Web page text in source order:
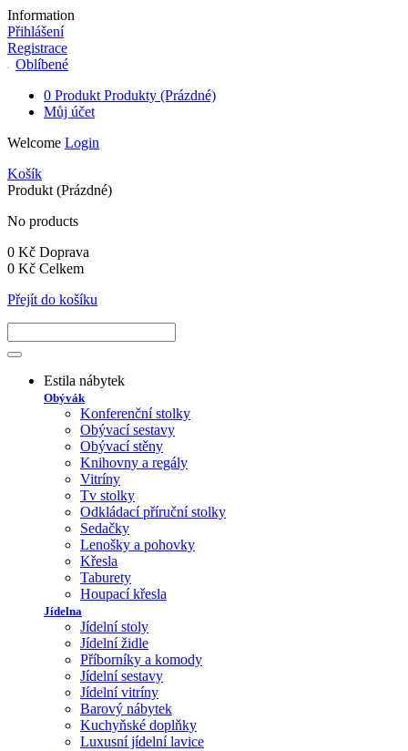
Information
Přihlášení
Registrace
Oblíbené
0 Produkt Produkty (Prázdné)
Můj účet
Welcome Login
Košík
Produkt (Prázdné)
No products
0 Kč Doprava
0 Kč Celkem
Přejít do košíku
Estila nábytek
Obývák
Konferenční stolky
Obývací sestavy
Obývací stěny
Knihovny a regály
Vitríny
Tv stolky
Odkládací příruční stolky
Sedačky
Lenošky a pohovky
Křesla
Taburety
Houpací křesla
Jídelna
Jídelní stoly
Jídelní židle
Příborníky a komody
Jídelní sestavy
Jídelní vitríny
Barový nábytek
Kuchyňské doplňky
Luxusní jídelní lavice